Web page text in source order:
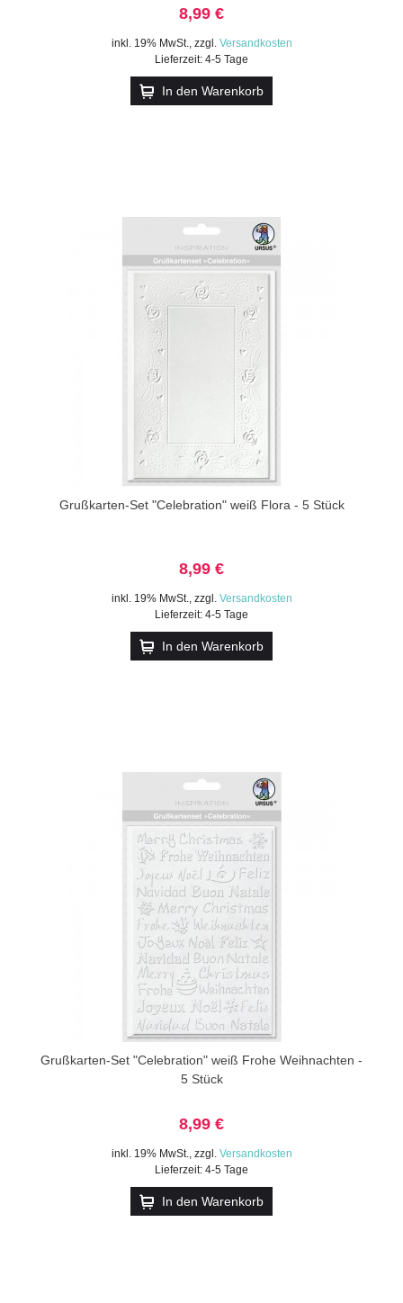
8,99 €
inkl. 19% MwSt., zzgl. Versandkosten
Lieferzeit: 4-5 Tage
In den Warenkorb
Grußkarten-Set "Celebration" weiß Flora - 5 Stück
8,99 €
inkl. 19% MwSt., zzgl. Versandkosten
Lieferzeit: 4-5 Tage
In den Warenkorb
Grußkarten-Set "Celebration" weiß Frohe Weihnachten -
5 Stück
8,99 €
inkl. 19% MwSt., zzgl. Versandkosten
Lieferzeit: 4-5 Tage
In den Warenkorb